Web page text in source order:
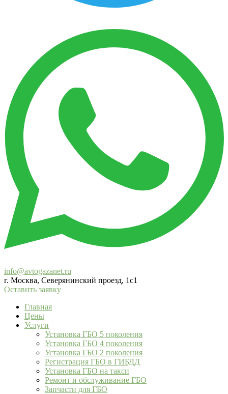
info@avtogazanet.ru
г. Москва, Северянинский проезд, 1с1
Оставить заявку
Главная
Цены
Услуги
Установка ГБО 5 поколения
Установка ГБО 4 поколения
Установка ГБО 2 поколения
Регистрация ГБО в ГИБДД
Установка ГБО на такси
Ремонт и обслуживание ГБО
Запчасти для ГБО